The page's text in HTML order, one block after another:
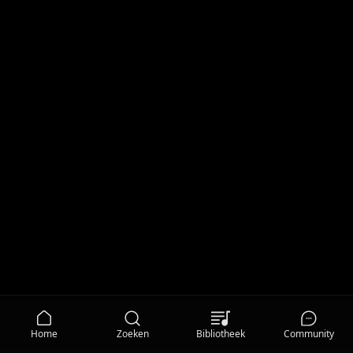
Home Zoeken Bibliotheek Community